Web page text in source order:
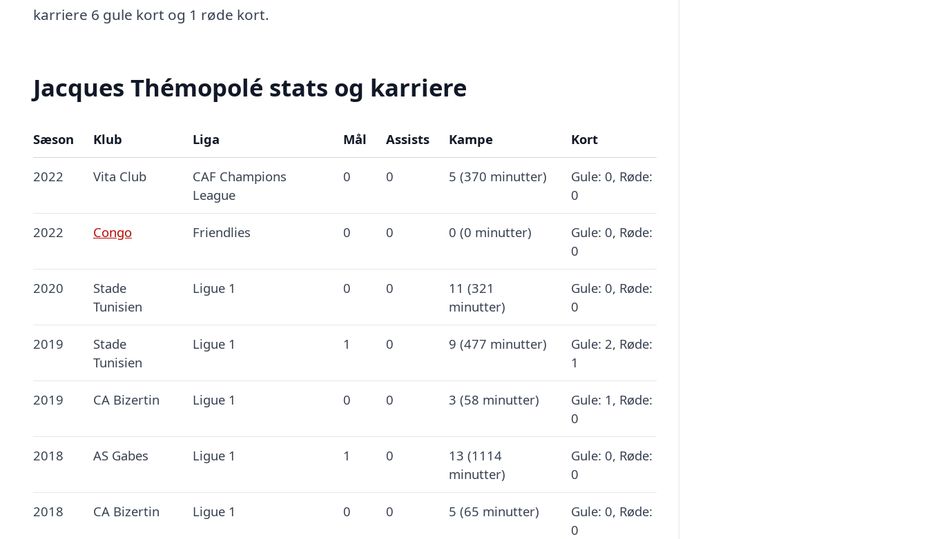
karriere 6 gule kort og 1 røde kort.
Jacques Thémopolé stats og karriere
Sæson Klub Liga Mål Assists Kampe Kort
2022 Vita Club
CAF Champions
League
0 0 5 (370 minutter)
Gule: 0, Røde:
0
2022 Congo Friendlies 0 0 0 (0 minutter)
Gule: 0, Røde:
0
2020
Stade
Tunisien
Ligue 1 0 0
11 (321
minutter)
Gule: 0, Røde:
0
2019
Stade
Tunisien
Ligue 1 1 0 9 (477 minutter)
Gule: 2, Røde:
1
2019 CA Bizertin Ligue 1 0 0 3 (58 minutter)
Gule: 1, Røde:
0
2018 AS Gabes Ligue 1 1 0
13 (1114
minutter)
Gule: 0, Røde:
0
2018 CA Bizertin Ligue 1 0 0 5 (65 minutter)
Gule: 0, Røde:
0